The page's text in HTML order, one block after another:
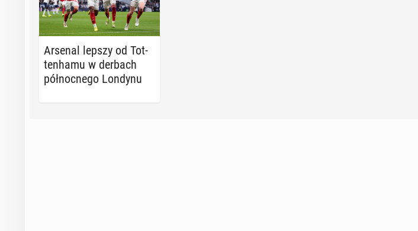
Arsenal lepszy od Tot­
ten­ha­mu w derbach
pół­noc­ne­go Londynu